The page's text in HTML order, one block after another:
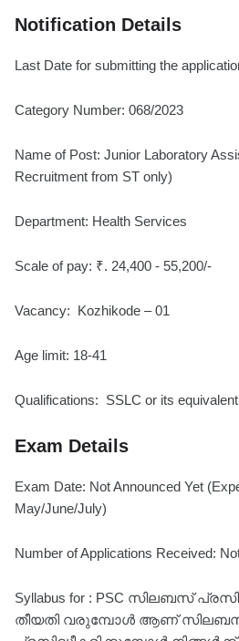
Notification Details
Last Date for submitting the
Category Number: 068/2023
Name of Post: Junior Laboratory
Recruitment from ST only)
Department: Health Services
Scale of pay: ₹. 24,400 - 55,200/-
Vacancy: Kozhikode – 01
Age limit: 18-41
Qualifications: SSLC or its
Exam Details
Exam Date: Not Announced Yet
May/June/July)
Number of Applications Received:
Syllabus for : PSC സിലബസ്
തീയതി വരുമ്പോൾ ആണ് സിലബസ്